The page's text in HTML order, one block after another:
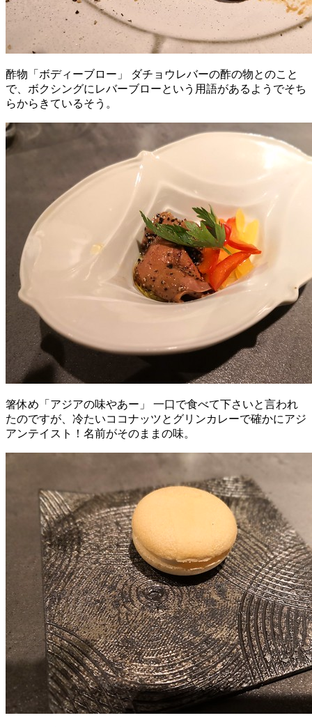
酢物「ボディーブロー」 ダチョウレバーの酢の物とのこと
で、ボクシングにレバーブローという用語があるようでそち
らからきているそう。
箸休め「アジアの味やあー」 一口で食べて下さいと言われ
たのですが、冷たいココナッツとグリンカレーで確かにアジ
アンテイスト！名前がそのままの味。